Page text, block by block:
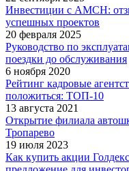
Инвестиции с AMCH:
успешных проектов
20 февраля 2025
Руководство по
поездки до обслуживания
6 ноября 2020
Рейтинг кадровые
положиться: ТОП-10
13 августа 2021
Открытие филиала
Тропарево
19 июля 2023
Как купить акции